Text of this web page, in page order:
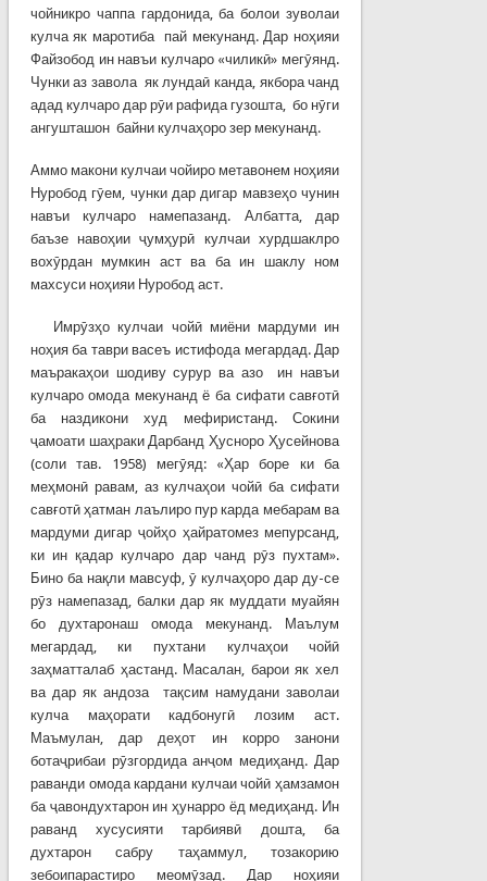
чойникро чаппа гардонида, ба болои зуволаи
кулча як маротиба пай мекунанд. Дар ноҳияи
Файзобод ин навъи кулчаро «чиликӣ» мегӯянд.
Чунки аз завола як лундаӣ канда, якбора чанд
адад кулчаро дар рӯи рафида гузошта, бо нӯги
ангушташон байни кулчаҳоро зер мекунанд.
Аммо макони кулчаи чойиро метавонем ноҳияи
Нуробод гӯем, чунки дар дигар мавзеҳо чунин
навъи кулчаро намепазанд. Албатта, дар
баъзе навоҳии ҷумҳурӣ кулчаи хурдшаклро
вохӯрдан мумкин аст ва ба ин шаклу ном
махсуси ноҳияи Нуробод аст.
Имрӯзҳо кулчаи чойӣ миёни мардуми ин
ноҳия ба таври васеъ истифода мегардад. Дар
маъракаҳои шодиву сурур ва азо ин навъи
кулчаро омода мекунанд ё ба сифати савғотӣ
ба наздикони худ мефиристанд. Сокини
ҷамоати шаҳраки Дарбанд Ҳусноро Ҳусейнова
(соли тав. 1958) мегӯяд: «Ҳар боре ки ба
меҳмонӣ равам, аз кулчаҳои чойӣ ба сифати
савғотӣ ҳатман лаълиро пур карда мебарам ва
мардуми дигар ҷойҳо ҳайратомез мепурсанд,
ки ин қадар кулчаро дар чанд рӯз пухтам».
Бино ба нақли мавсуф, ӯ кулчаҳоро дар ду-се
рӯз намепазад, балки дар як муддати муайян
бо духтаронаш омода мекунанд. Маълум
мегардад, ки пухтани кулчаҳои чойӣ
заҳматталаб ҳастанд. Масалан, барои як хел
ва дар як андоза тақсим намудани заволаи
кулча маҳорати кадбонугӣ лозим аст.
Маъмулан, дар деҳот ин корро занони
ботаҷрибаи рӯзгордида анҷом медиҳанд. Дар
раванди омода кардани кулчаи чойӣ ҳамзамон
ба ҷавондухтарон ин ҳунарро ёд медиҳанд. Ин
раванд хусусияти тарбиявӣ дошта, ба
духтарон сабру таҳаммул, тозакорию
зебоипарастиро меомӯзад. Дар ноҳияи